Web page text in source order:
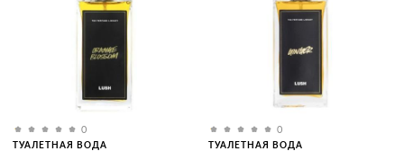
0
ТУАЛЕТНАЯ ВОДА
0
ТУАЛЕТНАЯ ВОДА